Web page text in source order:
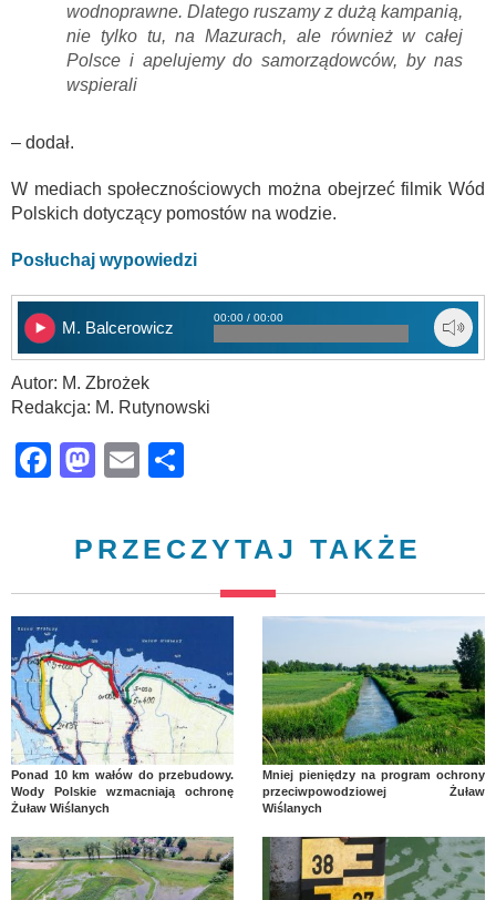
wodnoprawne. Dlatego ruszamy z dużą kampanią,
nie tylko tu, na Mazurach, ale również w całej
Polsce i apelujemy do samorządowców, by nas
wspierali
– dodał.
W mediach społecznościowych można obejrzeć filmik Wód
Polskich dotyczący pomostów na wodzie.
Posłuchaj wypowiedzi
M. Balcerowicz
00:00 / 00:00
Autor: M. Zbrożek
Redakcja: M. Rutynowski
Facebook
Mastodon
Email
PRZECZYTAJ TAKŻE
Ponad 10 km wałów do przebudowy.
Wody Polskie wzmacniają ochronę
Żuław Wiślanych
Mniej pieniędzy na program ochrony
przeciwpowodziowej Żuław
Wiślanych